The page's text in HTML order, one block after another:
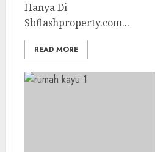
Hanya Di
Sbflashproperty.com...
READ MORE